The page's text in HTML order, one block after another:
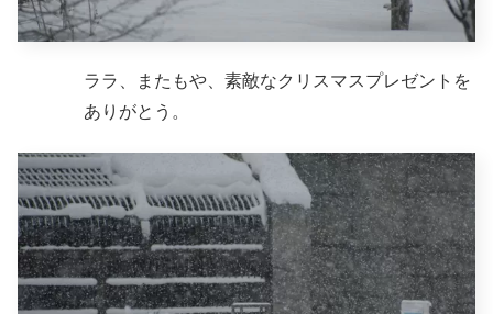
ララ、またもや、素敵なクリスマスプレゼントを
ありがとう。